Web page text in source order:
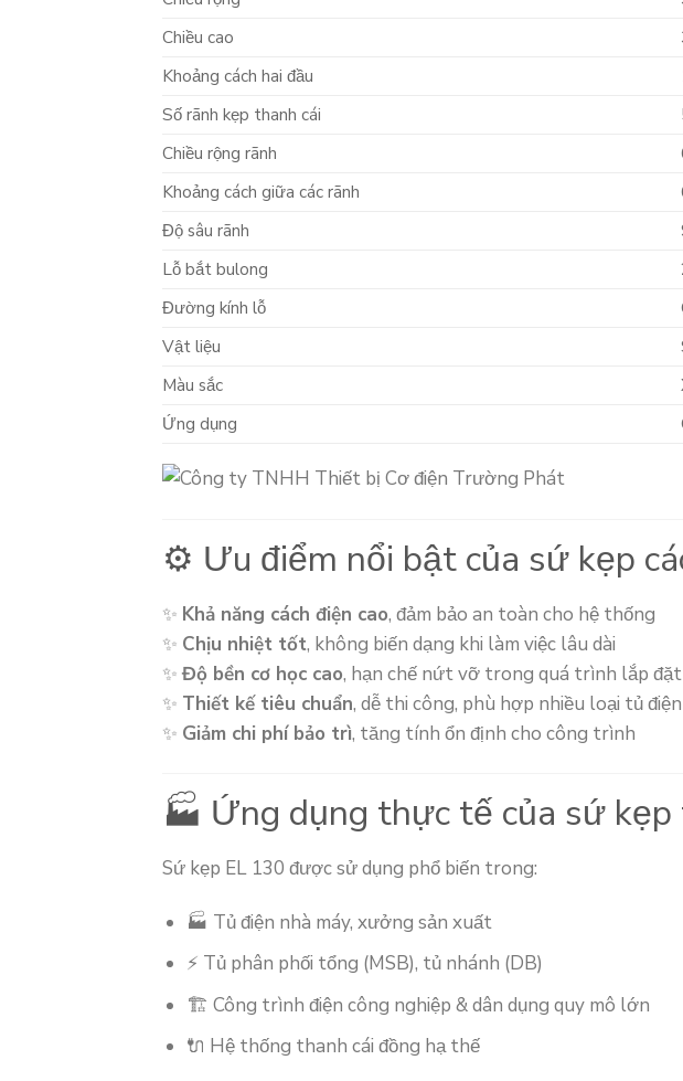
Chiều cao
Khoảng cách hai đầu
Số rãnh kẹp thanh cái
Chiều rộng rãnh
Khoảng cách giữa các rãnh
Độ sâu rãnh
Lỗ bắt bulong
Đường kính lỗ
Vật liệu
Màu sắc
Ứng dụng
⚙️ Ưu điểm nổi bật của sứ kẹp
✨ Khả năng cách điện cao, đảm bảo an toàn cho hệ thống
✨ Chịu nhiệt tốt, không biến dạng khi làm việc lâu dài
✨ Độ bền cơ học cao, hạn chế nứt vỡ trong quá trình lắp đặt
✨ Thiết kế tiêu chuẩn, dễ thi công, phù hợp nhiều loại tủ điện
✨ Giảm chi phí bảo trì, tăng tính ổn định cho công trình
🏭 Ứng dụng thực tế của sứ kẹp
Sứ kẹp EL 130 được sử dụng phổ biến trong:
🏭 Tủ điện nhà máy, xưởng sản xuất
⚡ Tủ phân phối tổng (MSB), tủ nhánh (DB)
🏗️ Công trình điện công nghiệp & dân dụng quy mô lớn
🔌 Hệ thống thanh cái đồng hạ thế